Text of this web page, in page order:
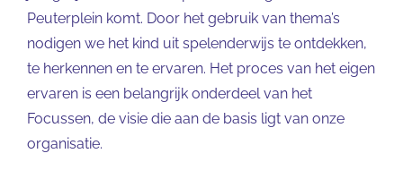
Peuterplein komt. Door het gebruik van thema’s
nodigen we het kind uit spelenderwijs te ontdekken,
te herkennen en te ervaren. Het proces van het eigen
ervaren is een belangrijk onderdeel van het
Focussen, de visie die aan de basis ligt van onze
organisatie.